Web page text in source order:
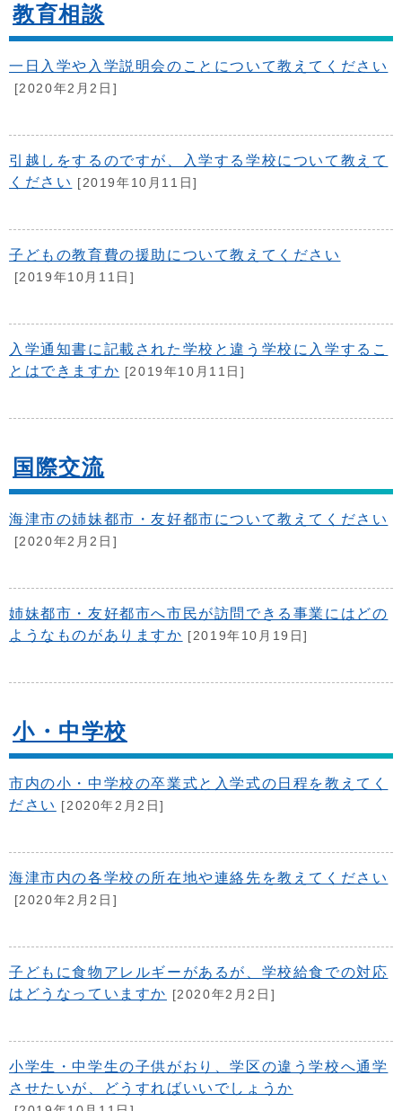
教育相談
一日入学や入学説明会のことについて教えてください
[2020年2月2日]
引越しをするのですが、入学する学校について教えて
ください [2019年10月11日]
子どもの教育費の援助について教えてください
[2019年10月11日]
入学通知書に記載された学校と違う学校に入学するこ
とはできますか [2019年10月11日]
国際交流
海津市の姉妹都市・友好都市について教えてください
[2020年2月2日]
姉妹都市・友好都市へ市民が訪問できる事業にはどの
ようなものがありますか [2019年10月19日]
小・中学校
市内の小・中学校の卒業式と入学式の日程を教えてく
ださい [2020年2月2日]
海津市内の各学校の所在地や連絡先を教えてください
[2020年2月2日]
子どもに食物アレルギーがあるが、学校給食での対応
はどうなっていますか [2020年2月2日]
小学生・中学生の子供がおり、学区の違う学校へ通学
させたいが、どうすればいいでしょうか